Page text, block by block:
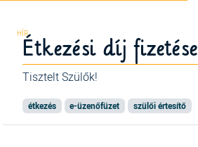
Étkezési díj fizetése
Tisztelt Szülők!
étkezés e-üzenőfüzet szülői értesítő